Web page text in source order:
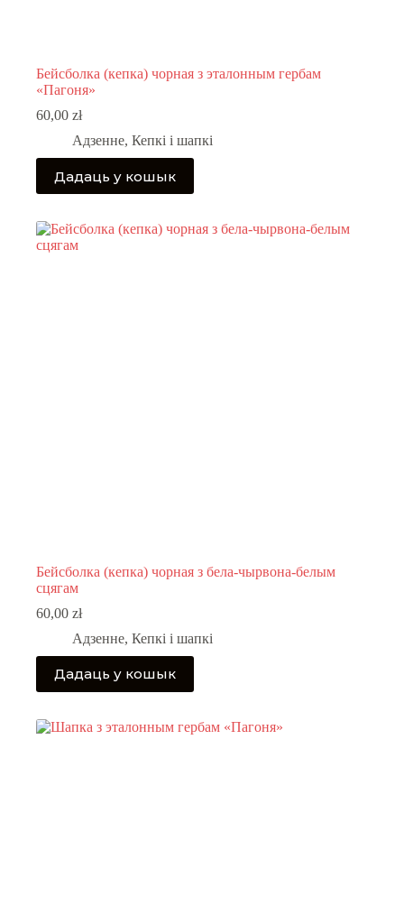
Бейсболка (кепка) чорная з эталонным гербам
«Пагоня»
60,00 zł
Адзенне, Кепкі і шапкі
Дадаць у кошык
Бейсболка (кепка) чорная з бела-чырвона-белым
сцягам
60,00 zł
Адзенне, Кепкі і шапкі
Дадаць у кошык